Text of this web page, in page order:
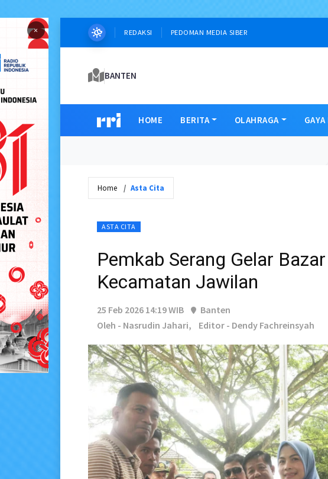
× REDAKSI PEDOMAN MEDIA SIBER
BANTEN
HOME BERITA OLAHRAGA
Home Asta Cita
ASTA CITA
Pemkab Serang Gelar
Kecamatan Jawilan
25 Feb 2026 14:19 WIB
Banten
Oleh - Nasrudin Jahari,
Editor - Dendy Fachreinsyah